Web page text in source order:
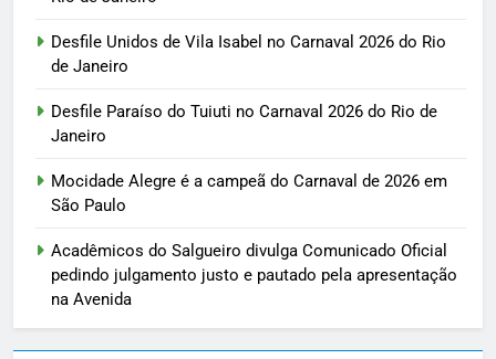
Desfile Unidos de Vila Isabel no Carnaval 2026 do Rio
de Janeiro
Desfile Paraíso do Tuiuti no Carnaval 2026 do Rio de
Janeiro
Mocidade Alegre é a campeã do Carnaval de 2026 em
São Paulo
Acadêmicos do Salgueiro divulga Comunicado Oficial
pedindo julgamento justo e pautado pela apresentação
na Avenida